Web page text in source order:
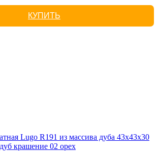
КУПИТЬ
Lugo R191 из массива дуба 43х43х30
крашение 02 орех